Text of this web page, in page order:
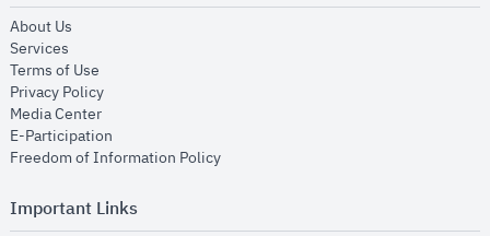
About Us
Services
Terms of Use
Privacy Policyopens in new window
Media Centeropens in new window
E-Participation
Freedom of Information Policyopens in new window
Important Links